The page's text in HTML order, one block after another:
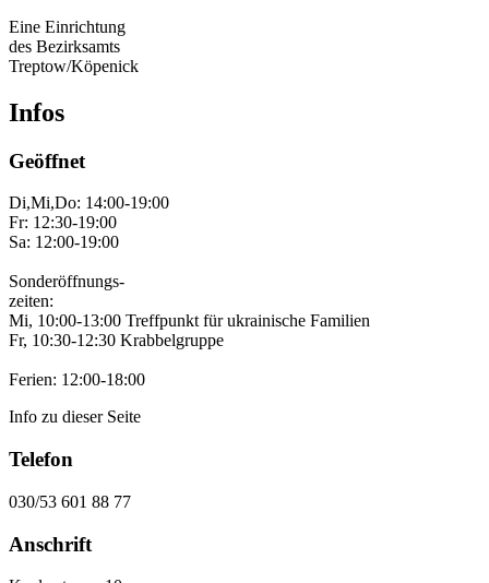
Eine Einrichtung
des Bezirksamts
Treptow/Köpenick
Infos
Geöffnet
Di,Mi,Do: 14:00-19:00
Fr: 12:30-19:00
Sa: 12:00-19:00
Sonderöffnungs-
zeiten:
Mi, 10:00-13:00 Treffpunkt für ukrainische Familien
Fr, 10:30-12:30 Krabbelgruppe
Ferien: 12:00-18:00
Info zu dieser Seite
Telefon
030/53 601 88 77
Anschrift